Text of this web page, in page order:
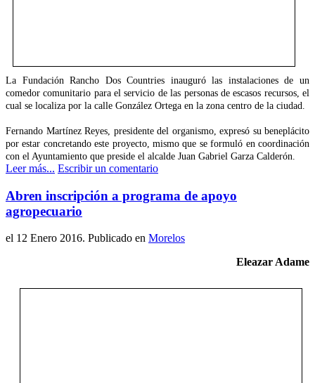
La Fundación Rancho Dos Countries inauguró las instalaciones de un
comedor comunitario para el servicio de las personas de escasos recursos, el
cual se localiza por la calle González Ortega en la zona centro de la ciudad.
Fernando Martínez Reyes, presidente del organismo, expresó su beneplácito
por estar concretando este proyecto, mismo que se formuló en coordinación
con el Ayuntamiento que preside el alcalde Juan Gabriel Garza Calderón.
Leer más... Escribir un comentario
Abren inscripción a programa de apoyo
agropecuario
el 12 Enero 2016. Publicado en Morelos
Eleazar Adame